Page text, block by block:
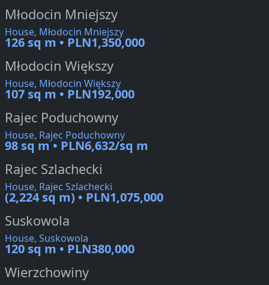
Młodocin Mniejszy
House, Młodocin Mniejszy
126 sq m • PLN1,350,000
Młodocin Większy
House, Młodocin Większy
107 sq m • PLN192,000
Rajec Poduchowny
House, Rajec Poduchowny
98 sq m • PLN6,632/sq m
Rajec Szlachecki
House, Rajec Szlachecki
(2,224 sq m) • PLN1,075,000
Suskowola
House, Suskowola
120 sq m • PLN380,000
Wierzchowiny